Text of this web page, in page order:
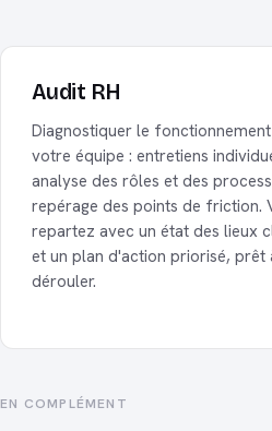
Audit RH
Diagnostiquer le
votre équipe : entretiens
analyse des rôles et des
repérage des points de friction.
repartez avec un état des lieux
et un plan d'action priorisé, prêt
dérouler.
EN COMPLÉMENT